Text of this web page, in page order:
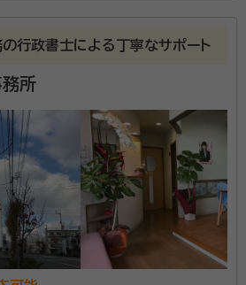
書作成、遺産分割協議書作成、遺
に関してご支援いたします。 遺
、戸籍等の収集により相続人を確
た揉めない遺言書作成のご支援を
議に関しては、公平・中立な立場
ます。 ・宅地建物取引士
物取引士、1級FP技能士
会、日本FP協会、公益社団法人コスモス
行政書士による丁寧なサポート
所